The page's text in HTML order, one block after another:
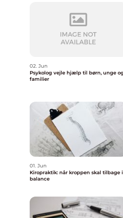
02. Jun
Psykolog vejle hjælp til børn, unge og
familier
01. Jun
Kiropraktik: når kroppen skal tilbage i
balance